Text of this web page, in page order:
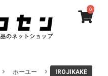
0
ホーユー IROJIKAKE